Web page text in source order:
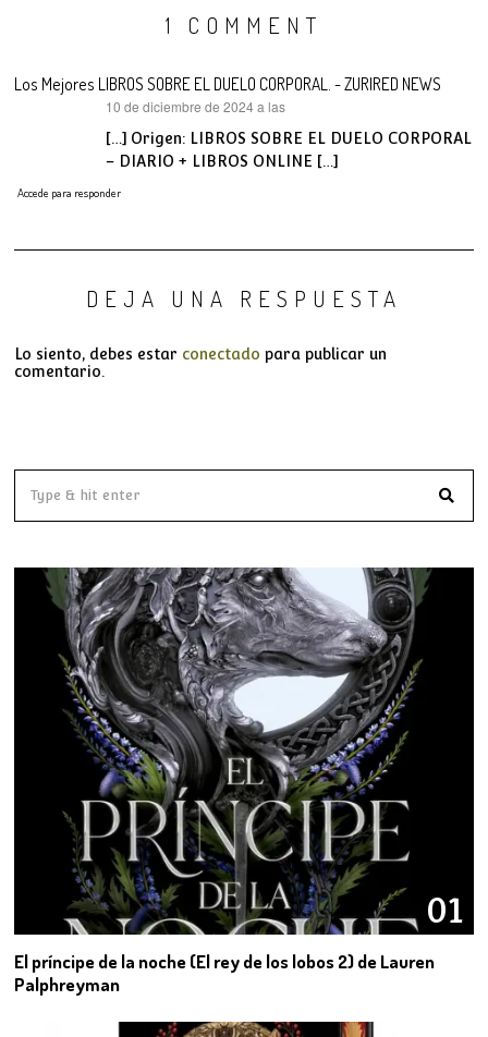
1 COMMENT
Los Mejores LIBROS SOBRE EL DUELO CORPORAL. - ZURIRED NEWS
10 de diciembre de 2024 a las
[…] Origen: LIBROS SOBRE EL DUELO CORPORAL
– DIARIO + LIBROS ONLINE […]
Accede para responder
DEJA UNA RESPUESTA
Lo siento, debes estar conectado para publicar un
comentario.
01
El príncipe de la noche (El rey de los lobos 2) de Lauren
Palphreyman